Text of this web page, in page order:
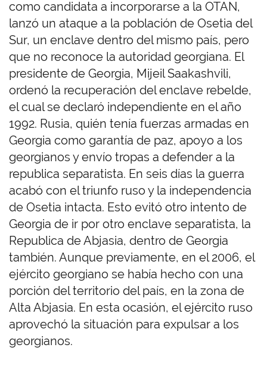
como candidata a incorporarse a la OTAN,
lanzó un ataque a la población de Osetia del
Sur, un enclave dentro del mismo país, pero
que no reconoce la autoridad georgiana. El
presidente de Georgia, Mijeil Saakashvili,
ordenó la recuperación del enclave rebelde,
el cual se declaró independiente en el año
1992. Rusia, quién tenía fuerzas armadas en
Georgia como garantía de paz, apoyo a los
georgianos y envío tropas a defender a la
republica separatista. En seis días la guerra
acabó con el triunfo ruso y la independencia
de Osetia intacta. Esto evitó otro intento de
Georgia de ir por otro enclave separatista, la
Republica de Abjasia, dentro de Georgia
también. Aunque previamente, en el 2006, el
ejército georgiano se había hecho con una
porción del territorio del país, en la zona de
Alta Abjasia. En esta ocasión, el ejército ruso
aprovechó la situación para expulsar a los
georgianos.